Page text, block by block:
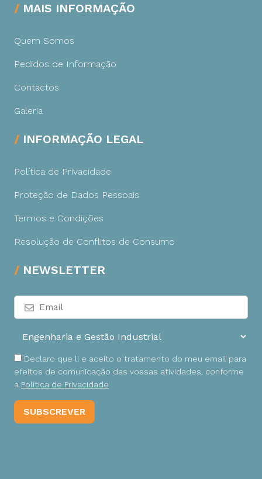
MAIS INFORMAÇÃO
Quem Somos
Pedidos de Informação
Contactos
Galeria
INFORMAÇÃO LEGAL
Política de Privacidade
Proteção de Dados Pessoais
Termos e Condições
Resolução de Conflitos de Consumo
NEWSLETTER
Declaro que li e aceito o tratamento do meu email para
efeitos de comunicação das vossas atividades, conforme
a Política de Privacidade